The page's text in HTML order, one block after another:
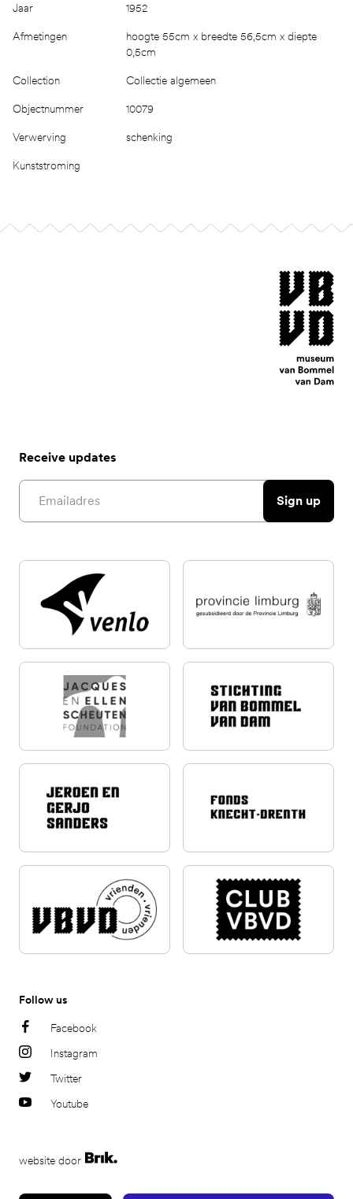
Jaar 1952
Afmetingen
hoogte 55cm x breedte 56,5cm x diepte
0,5cm
Collection Collectie algemeen
Objectnummer 10079
Verwerving schenking
Kunststroming
museum van
Receive updates
Email address
Sign up
Follow us
Facebook
Instagram
Twitter
Youtube
website door